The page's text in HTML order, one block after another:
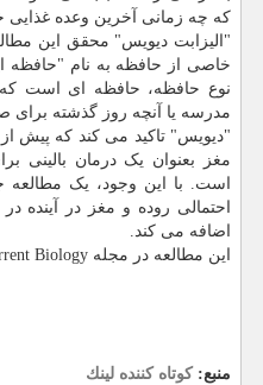
که چه زمانی آخرین وعده غذایی
"الیزابت دیویس" محقق این
خاصی از حافظه به نام "حافظه
نوع حافظه، حافظه ای است
مدرسه یا آنچه روز گذشته برای
"دیویس" تاکید می کند که پیش
مغز بعنوان یک درمان بالینی
است. با این وجود، یک
احتمالی روده و مغز در آینده
اضافه می کند.
این مطالعه در مجله Current Biology انتشار یافته است.
منبع: كوتاه كننده لینك